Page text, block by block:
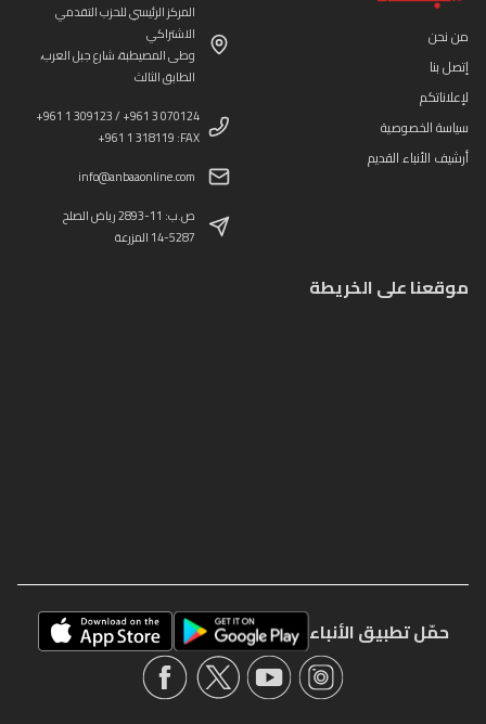
من نحن
إتصل بنا
لإعلاناتكم
سياسة الخصوصية
أرشيف الأنباء القديم
المركز الرئيسي للحزب التقدمي
الاشتراكي
وطى المصيطبة، شارع جبل العرب،
الطابق الثالث
+961 1 309123 / +961 3 070124
+961 1 318119 :FAX
info@anbaaonline.com
ص.ب: 11-2893 رياض الصلح
14-5287 المزرعة
موقعنا على الخريطة
حمّل تطبيق الأنباء